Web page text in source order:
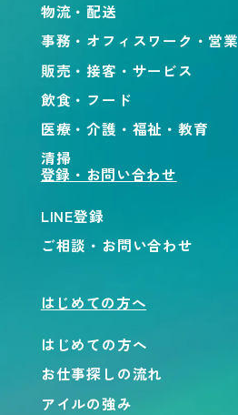
物流・配送
事務・オフィスワーク・営業
販売・接客・サービス
飲食・フード
医療・介護・福祉・教育
清掃
登録・お問い合わせ
LINE登録
ご相談・お問い合わせ
はじめての方へ
はじめての方へ
お仕事探しの流れ
アイルの強み